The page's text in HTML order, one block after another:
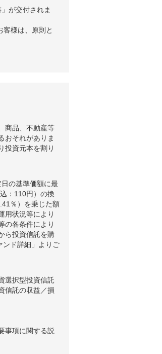
が交付されま
客様は、原則と
商品、不動産等
おそれがありま
投資元本を割り
の基準価額に最
：110円）の換
％）を乗じた額
用状況等により
の各条件により
ら投資信託を購
ンド詳細」よりご
選択型投資信託
信託の収益／損
事項に関する説